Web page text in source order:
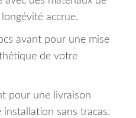
accrue.
avant pour une mise
de votre
pour une livraison
sans tracas.